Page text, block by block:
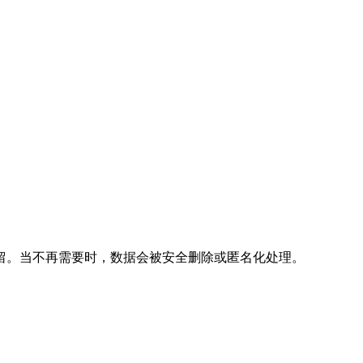
当不再需要时，数据会被安全删除或匿名化处理。